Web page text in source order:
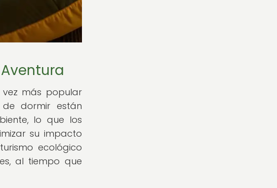
más popular
dormir están
lo que los
su impacto
ecológico
al tiempo que